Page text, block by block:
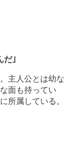
だ｣
主人公とは幼な
面も持ってい
所属している。